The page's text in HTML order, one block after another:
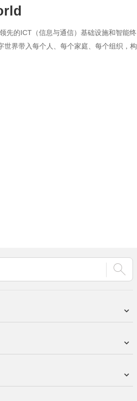
先的ICT（信息与通信）基础设施和智能终
世界带入每个人、每个家庭、每个组织，构